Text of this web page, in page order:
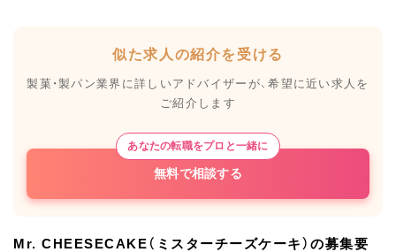
似た求人の紹介を受ける
製菓・製パン業界に詳しいアドバイザーが、希望に近い求人を
ご紹介します
あなたの転職をプロと一緒に
無料で相談する
Mr. CHEESECAKE（ミスターチーズケーキ）の募集要